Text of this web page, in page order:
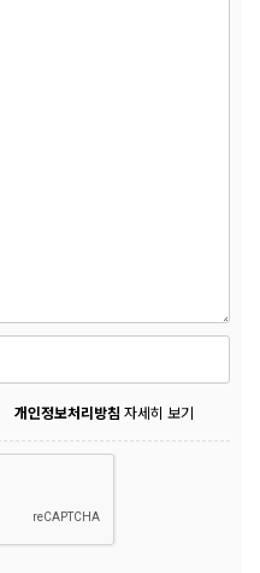
개인정보처리방침 자세히 보기